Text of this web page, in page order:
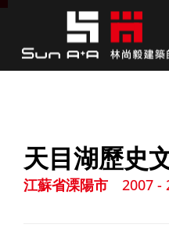
天目湖歷史
江蘇省溧陽市 2007 -